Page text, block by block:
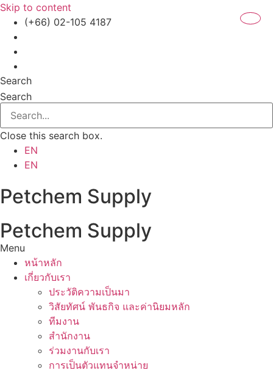
Skip to content
(+66) 02-105 4187
Search
Search
Close this search box.
EN
EN
Petchem Supply
Petchem Supply
Menu
หน้าหลัก
เกี่ยวกับเรา
ประวัติความเป็นมา
วิสัยทัศน์ พันธกิจ และค่านิยมหลัก
ทีมงาน
สำนักงาน
ร่วมงานกับเรา
การเป็นตัวแทนจำหน่าย